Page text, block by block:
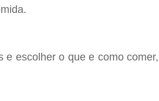
e escolher o que e como comer,